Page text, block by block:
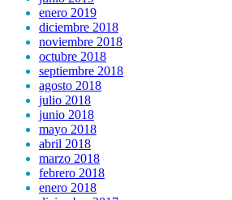
enero 2019
diciembre 2018
noviembre 2018
octubre 2018
septiembre 2018
agosto 2018
julio 2018
junio 2018
mayo 2018
abril 2018
marzo 2018
febrero 2018
enero 2018